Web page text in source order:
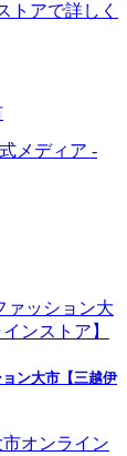
アで詳しく
ン大市【三越伊